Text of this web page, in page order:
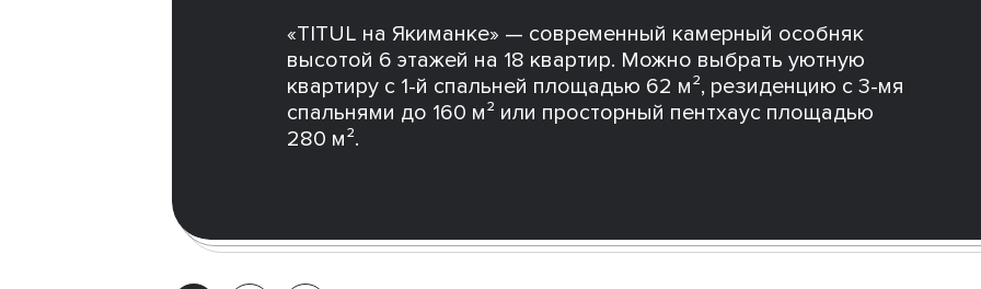
«TITUL на Якиманке» — современный камерный особняк
высотой 6 этажей на 18 квартир. Можно выбрать уютную
квартиру с 1-й спальней площадью 62 м², резиденцию с 3-мя
спальнями до 160 м² или просторный пентхаус площадью
280 м².